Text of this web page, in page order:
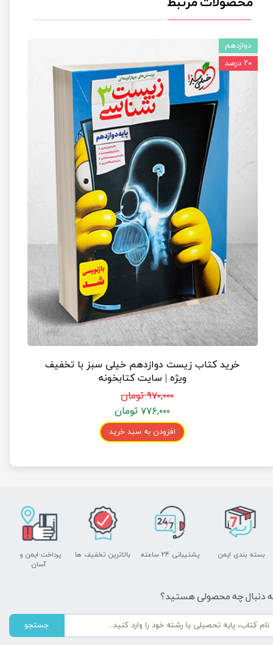
خرید کتاب زیست دوازدهم خیلی سبز با تخفیف
ویژه | سایت کتابخونه
۹۷۰,۰۰۰ تومان
۷۷۶,۰۰۰ تومان
افزودن به سبد خرید
دوازدهم
۲۰ درصد
پشتیبانی ۲۴ ساعته
پرداخت ایمن و ​​​​​​​
آسان
بسته بندی ایمن بالاترین تخفیف ها
دنبال چه محصولی هستید؟
جستجو